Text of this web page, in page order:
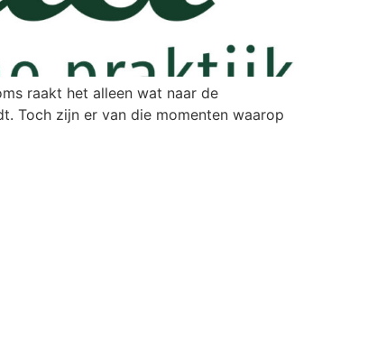
raakt het alleen wat naar de
Toch zijn er van die momenten waarop